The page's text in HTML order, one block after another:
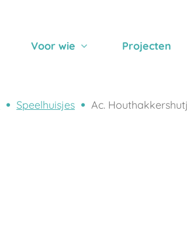
Voor wie Projecten
Speelhuisjes Ac.